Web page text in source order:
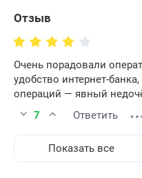
Отзыв
Очень порадовали
удобство интернет-
операций — явный
7
Ответить
Показать все